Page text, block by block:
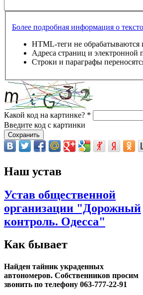
Более подробная информация о
HTML-теги не
Адреса страниц и электронной
Строки и параграфы
Какой код на картинке? *
Введите код с картинки
Наш устав
Устав общественной
организации "Дорожный
контроль. Одесса"
Как бывает
Найден тайник украденных
автономеров. Собственников просим
звонить по телефону 063-777-22-91